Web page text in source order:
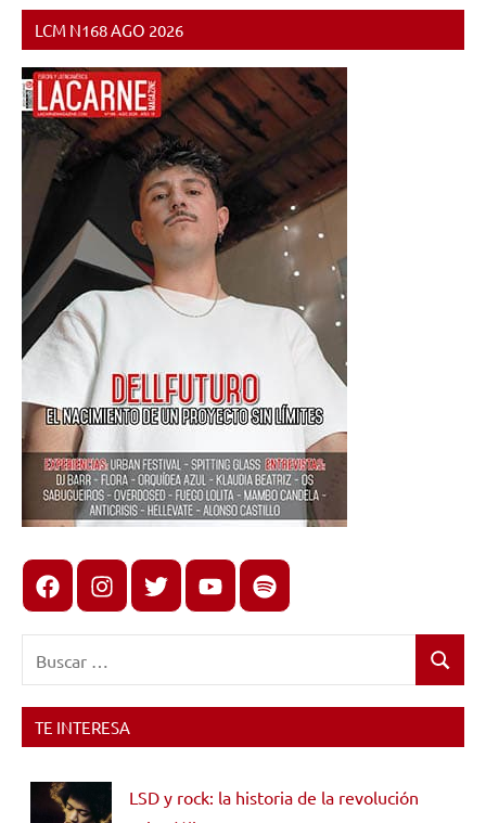
NOTICIAS
LCM N168 AGO 2026
FacebookInstagram
X youtubespotify
Buscar
TE INTERESA
LSD y rock: la historia de la revolución